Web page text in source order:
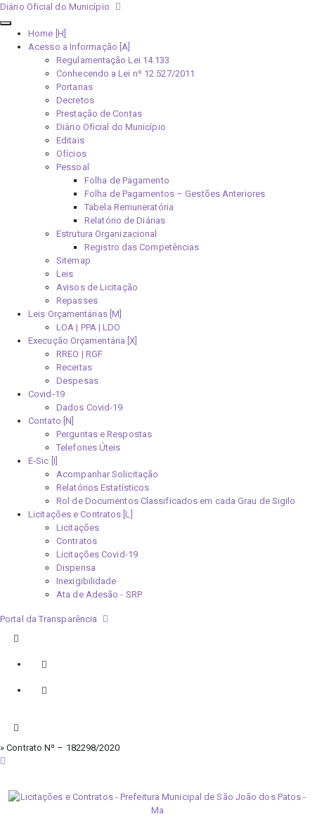
Diário Oficial do Município
Home [H]
Acesso a Informação [A]
Regulamentação Lei 14.133
Conhecendo a Lei nº 12.527/2011
Portarias
Decretos
Prestação de Contas
Diário Oficial do Município
Editais
Ofícios
Pessoal
Folha de Pagamento
Folha de Pagamentos – Gestões Anteriores
Tabela Remuneratória
Relatório de Diárias
Estrutura Organizacional
Registro das Competências
Sitemap
Leis
Avisos de Licitação
Repasses
Leis Orçamentárias [M]
LOA | PPA | LDO
Execução Orçamentária [X]
RREO | RGF
Receitas
Despesas
Covid-19
Dados Covid-19
Contato [N]
Perguntas e Respostas
Telefones Úteis
E-Sic [I]
Acompanhar Solicitação
Relatórios Estatísticos
Rol de Documentos Classificados em cada Grau de Sigilo
Licitações e Contratos [L]
Licitações
Contratos
Licitações Covid-19
Dispensa
Inexigibilidade
Ata de Adesão - SRP
Portal da Transparência
» Contrato Nº – 182298/2020